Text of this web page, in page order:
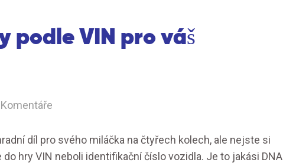
VIN pro váš
díl pro svého miláčka na čtyřech kolech, ale nejste si
hry VIN neboli identifikační číslo vozidla. Je to jakási DNA